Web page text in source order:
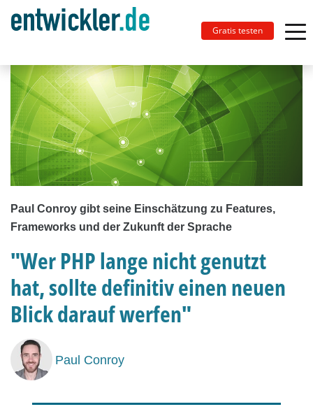
Gratis testen
Paul Conroy gibt seine Einschätzung zu Features,
Frameworks und der Zukunft der Sprache
"Wer PHP lange nicht genutzt
hat, sollte definitiv einen neuen
Blick darauf werfen"
Paul Conroy